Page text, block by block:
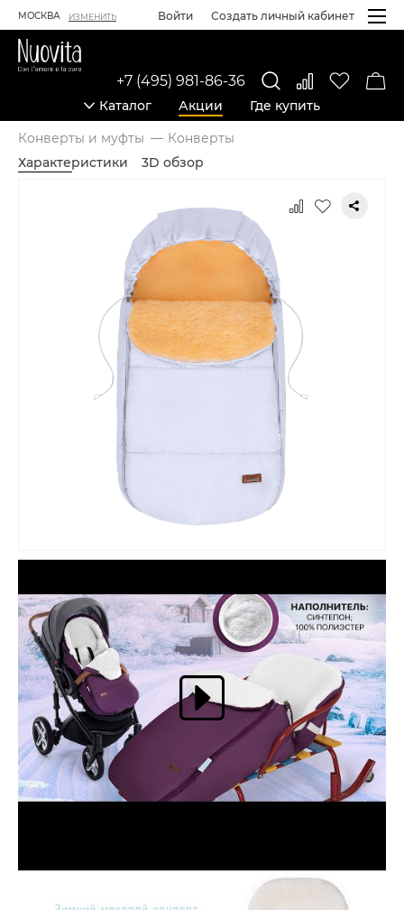
МОСКВА ИЗМЕНИТЬ Войти Создать личный кабинет
Каталог Акции Где купить
+7 (495) 981-86-36
Конверты и муфты
Конверты
Характеристики
3D обзор